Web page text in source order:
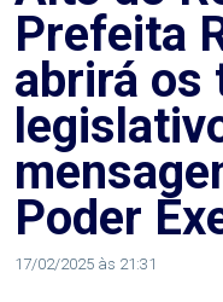
ALRN
ARTIGO
Prefeita
abrirá os
Poder
17/02/2025 às 21:31